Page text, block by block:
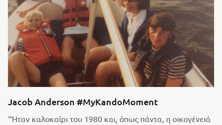
Jacob Anderson #MyKandoMoment
“Ήταν καλοκαίρι του 1980 και, όπως πάντα, η οικογένειά